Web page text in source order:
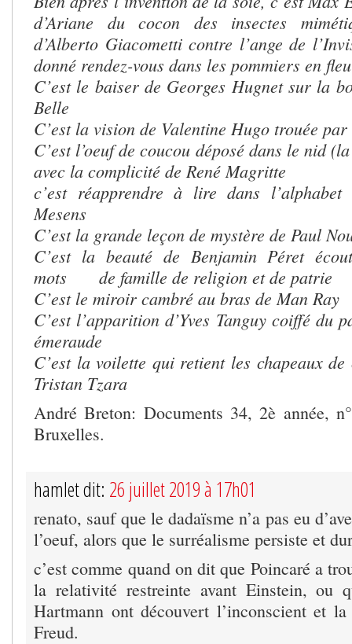
d’Ariane du cocon des insectes
d’Alberto Giacometti contre l’ange de
donné rendez-vous dans les pommiers en
C’est le baiser de Georges Hugnet sur la
Belle
C’est la vision de Valentine Hugo trouée
C’est l’oeuf de coucou déposé dans le
avec la complicité de René Magritte
c’est réapprendre à lire dans l’alphabet
Mesens
C’est la grande leçon de mystère de Paul
C’est la beauté de Benjamin Péret
mots de famille de religion et de patrie
C’est le miroir cambré au bras de Man Ray
C’est l’apparition d’Yves Tanguy coiffé
émeraude
C’est la voilette qui retient les
Tristan Tzara
André Breton: Documents 34, 2è année,
Bruxelles.
hamlet dit: 26 juillet 2019 à 17h01
renato, sauf que le dadaïsme n’a pas eu
l’oeuf, alors que le surréalisme persiste et
c’est comme quand on dit que Poincaré a
la relativité restreinte avant Einstein, ou
Hartmann ont découvert l’inconscient et la
Freud.